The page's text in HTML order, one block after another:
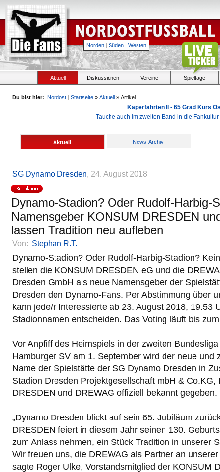
Norden | Süden | Westen
Aktuell Diskussionen Vereine Spieltage
Du bist hier: Nordost | Startseite » Aktuell » Artikel
Kaperfahrten II - 65 Grad Kurs
Tauche auch im zweiten Band in die
Aktuell News-Archiv
SG Dynamo Dresden, 24. August 2018
Dynamo-Stadion? Oder Rudolf-Harbig-
Namensgeber KONSUM DRESDEN
lassen Tradition neu aufleben
Von: Stephan R.T.
Dynamo-Stadion? Oder Rudolf-Harbig-Stadion?
stellen die KONSUM DRESDEN eG und die
Dresden GmbH als neue Namensgeber der
Dresden den Dynamo-Fans. Per Abstimmung über
kann jede/r Interessierte ab 23. August 2018, 19.53
Stadionnamen entscheiden. Das Voting läuft bis
Vor Anpfiff des Heimspiels in der zweiten
Hamburger SV am 1. September wird der neue und
Name der Spielstätte der SG Dynamo Dresden in
Stadion Dresden Projektgesellschaft mbH & Co.KG,
DRESDEN und DREWAG offiziell bekannt gegeben.
„Dynamo Dresden blickt auf sein 65. Jubiläum
DRESDEN feiert in diesem Jahr seinen 130.
zum Anlass nehmen, ein Stück Tradition in unserer
Wir freuen uns, die DREWAG als Partner an unserer
sagte Roger Ulke, Vorstandsmitglied der KONSUM